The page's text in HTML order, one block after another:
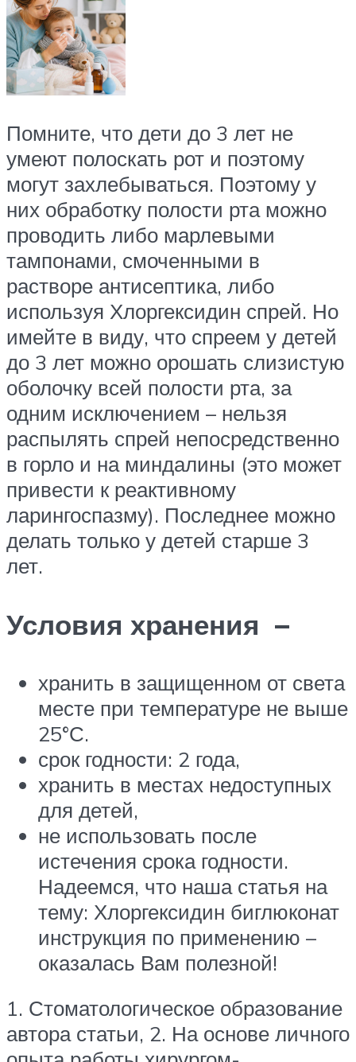
Помните, что дети до 3 лет не
умеют полоскать рот и поэтому
могут захлебываться. Поэтому у
них обработку полости рта можно
проводить либо марлевыми
тампонами, смоченными в
растворе антисептика, либо
используя Хлоргексидин спрей. Но
имейте в виду, что спреем у детей
до 3 лет можно орошать слизистую
оболочку всей полости рта, за
одним исключением – нельзя
распылять спрей непосредственно
в горло и на миндалины (это может
привести к реактивному
ларингоспазму). Последнее можно
делать только у детей старше 3
лет.
Условия хранения –
хранить в защищенном от света
месте при температуре не выше
25°С.
срок годности: 2 года,
хранить в местах недоступных
для детей,
не использовать после
истечения срока годности.
Надеемся, что наша статья на
тему: Хлоргексидин биглюконат
инструкция по применению –
оказалась Вам полезной!
1. Стоматологическое образование
автора статьи, 2. На основе личного